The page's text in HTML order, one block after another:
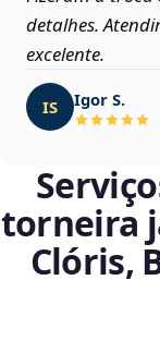
detalhes.
excelente.
IS Igor S.
torneira
Clóris,